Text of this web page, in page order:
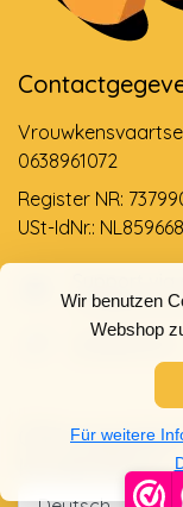
Wir benutzen
Webshop
Für weitere
0638961072
Register NR:
USt-IdNr.:
0638961072
Öffnungszeiten
Kundendienst